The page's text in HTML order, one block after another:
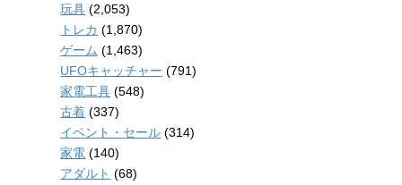
玩具 (2,053)
トレカ (1,870)
ゲーム (1,463)
UFOキャッチャー (791)
家電工具 (548)
古着 (337)
イベント・セール (314)
家電 (140)
アダルト (68)